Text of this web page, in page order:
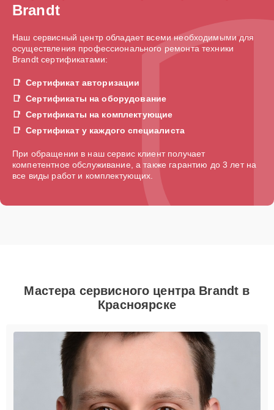
Brandt
Наш сервисный центр обладает всеми необходимыми для
осуществления профессионального ремонта техники
Brandt сертификатами:
Сертификат авторизации
Сертификаты на оборудование
Сертификаты на комплектующие
Сертификат у каждого специалиста
При обращении в наш сервис клиент получает
компетентное обслуживание, а также гарантию до 3 лет на
все виды работ и комплектующих.
Мастера сервисного центра Brandt в
Красноярске